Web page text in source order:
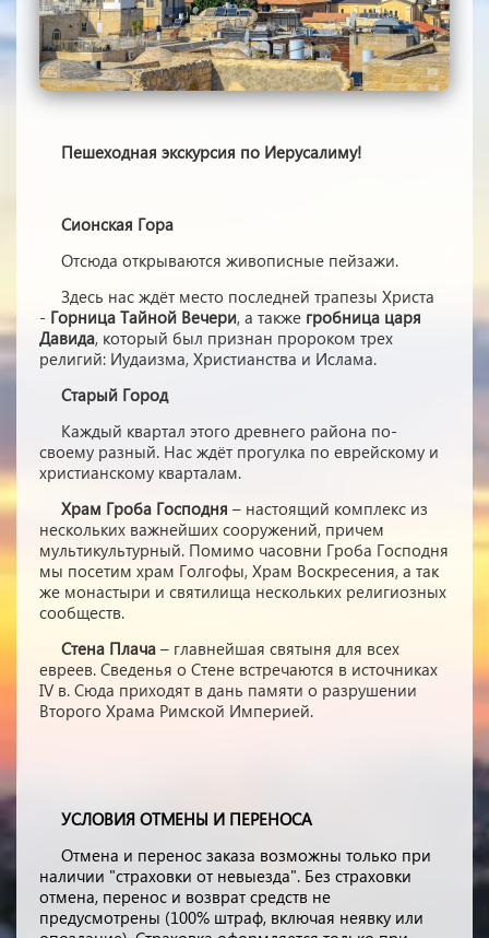
Пешеходная экскурсия по Иерусалиму!
Сионская Гора
Отсюда открываются живописные пейзажи.
Здесь нас ждёт место последней трапезы Христа
- Горница Тайной Вечери, а также гробница царя
Давида, который был признан пророком трех
религий: Иудаизма, Христианства и Ислама.
Старый Город
Каждый квартал этого древнего района по-
своему разный. Нас ждёт прогулка по еврейскому и
христианскому кварталам.
Храм Гроба Господня – настоящий комплекс из
нескольких важнейших сооружений, причем
мультикультурный. Помимо часовни Гроба Господня
мы посетим храм Голгофы, Храм Воскресения, а так
же монастыри и святилища нескольких религиозных
сообществ.
Стена Плача – главнейшая святыня для всех
евреев. Сведенья о Стене встречаются в источниках
IV в. Сюда приходят в дань памяти о разрушении
Второго Храма Римской Империей.
УСЛОВИЯ ОТМЕНЫ И ПЕРЕНОСА
Отмена и перенос заказа возможны только при
наличии "страховки от невыезда". Без страховки
отмена, перенос и возврат средств не
предусмотрены (100% штраф, включая неявку или